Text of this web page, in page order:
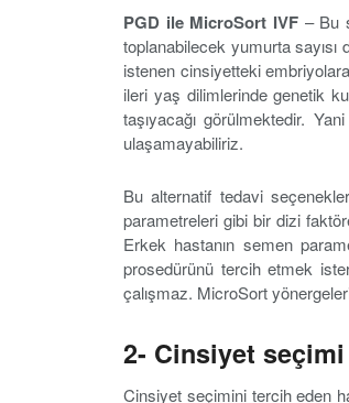
PGD ile MicroSort IVF– Bu
toplanabilecek yumurta
istenen cinsiyetteki
ileri yaş dilimlerinde genetik
taşıyacağı görülmektedir.
ulaşamayabiliriz.
Bu alternatif tedavi
parametreleri gibi bir dizi
Erkek hastanın semen
prosedürünü tercih etmek
çalışmaz. MicroSort
2- Cinsiyet
Cinsiyet seçimini tercih eden